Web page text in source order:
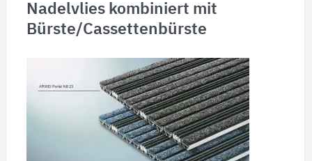
Nadelvlies kombiniert mit
Bürste/Cassettenbürste